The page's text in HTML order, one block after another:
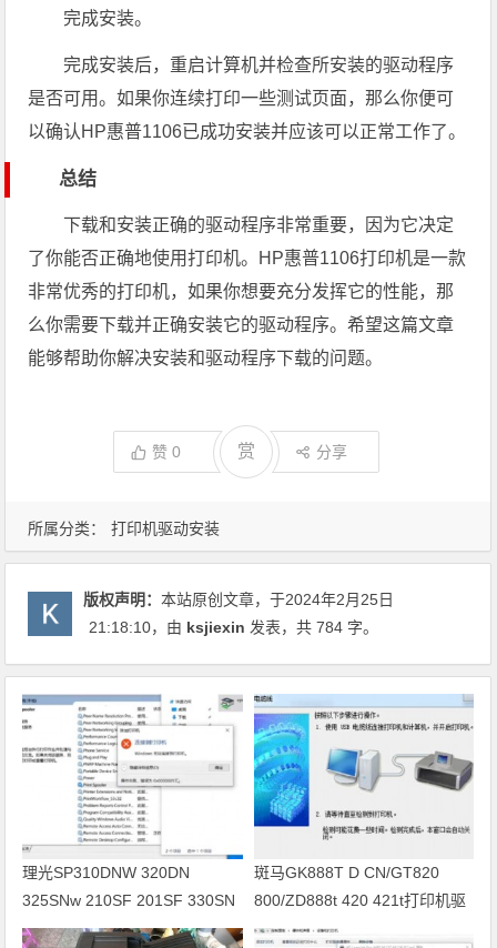
所属分类： 打印机驱动安装
完成安装。
完成安装后，重启计算机并检查所安装的驱动程序
是否可用。如果你连续打印一些测试页面，那么你便可
以确认HP惠普1106已成功安装并应该可以正常工作了。
总结
下载和安装正确的驱动程序非常重要，因为它决定
了你能否正确地使用打印机。HP惠普1106打印机是一款
非常优秀的打印机，如果你想要充分发挥它的性能，那
么你需要下载并正确安装它的驱动程序。希望这篇文章
能够帮助你解决安装和驱动程序下载的问题。
赞0 赏 分享
版权声明：本站原创文章，于2024年2月25日
21:18:10，由 ksjiexin 发表，共 784 字。
理光SP310DNW 320DN
325SNw 210SF 201SF 330SN
打印机驱动安装
斑马GK888T D CN/GT820
800/ZD888t 420 421t打印机驱
动软件安装